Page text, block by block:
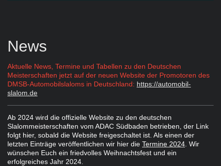
News
Aktuelle News, Termine und Tabellen zu den Deutschen
Meisterschaften jetzt auf der neuen Website der Promotoren des
DMSB-Automobilslaloms in Deutschland: https://automobil-
slalom.de
Ab 2024 wird die offizielle Website zu den deutschen
Slalommeisterschaften vom ADAC Südbaden betrieben, der Link
folgt hier, sobald die Website freigeschaltet ist. Als einen der
letzten Einträge veröffentlichen wir hier die Termine 2024 . Wir
wünschen Euch ein friedvolles Weihnachtsfest und ein
erfolgreiches Jahr 2024.